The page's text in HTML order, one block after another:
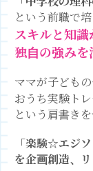
という前職で
スキルと知識
独自の強みを
ママが子ども
おうち実験ト
という肩書きを
「楽験☆エジ
を企画創造、リ